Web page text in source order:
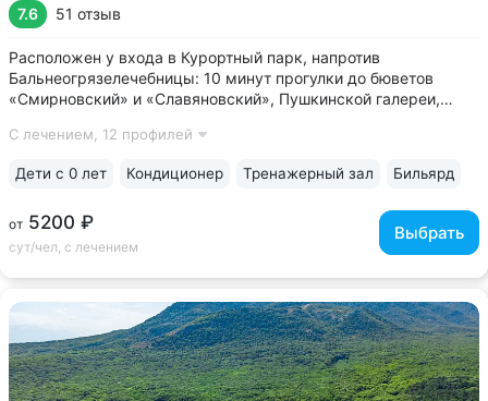
7.6 51 отзыв
Расположен у входа в Курортный парк, напротив
Бальнеогрязелечебницы: 10 минут прогулки до бюветов
«Смирновский» и «Славяновский», Пушкинской галереи,
процедура «Общая грязь»: на одну процедуру отпускается
С лечением, 12 профилей
от 5200 ₽
сут/чел, с лечением
Выбрать
Дети с 0 лет Кондиционер Тренажерный зал Бильярд